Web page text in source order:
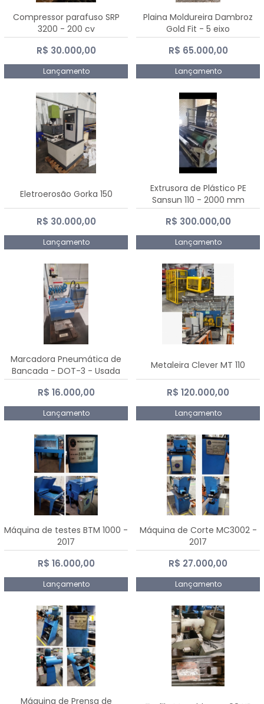
Compressor parafuso SRP
3200 - 200 cv
R$ 30.000,00
Lançamento
Plaina Moldureira Dambroz
Gold Fit - 5 eixo
R$ 65.000,00
Lançamento
Eletroerosão Gorka 150
R$ 30.000,00
Lançamento
Extrusora de Plástico PE
Sansun 110 - 2000 mm
R$ 300.000,00
Lançamento
Marcadora Pneumática de
Bancada - DOT-3 - Usada
R$ 16.000,00
Lançamento
Metaleira Clever MT 110
R$ 120.000,00
Lançamento
Máquina de testes BTM 1000 -
2017
R$ 16.000,00
Lançamento
Máquina de Corte MC3002 -
2017
R$ 27.000,00
Lançamento
Máquina de Prensa de